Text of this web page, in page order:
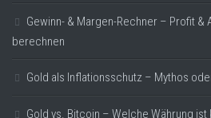
Gewinn- & Margen-Rechner – Profit &
berechnen
Gold als Inflationsschutz – Mythos
Gold vs. Bitcoin – Welche Währung